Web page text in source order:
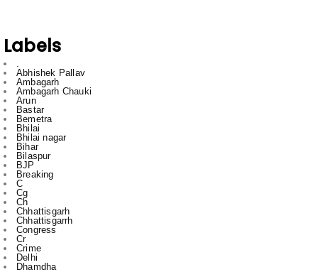
Labels
.
Abhishek Pallav
Ambagarh
Ambagarh Chauki
Arun
Bastar
Bemetra
Bhilai
Bhilai nagar
Bihar
Bilaspur
BJP
Breaking
C
Cg
Ch
Chhattisgarh
Chhattisgarrh
Congress
Cr
Crime
Delhi
Dhamdha